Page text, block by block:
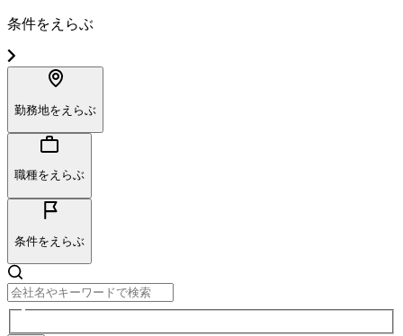
条件をえらぶ
勤務地をえらぶ
職種をえらぶ
条件をえらぶ